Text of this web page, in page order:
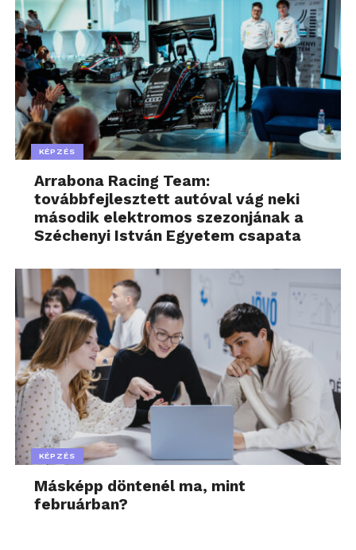
KÉPZÉS
Arrabona Racing Team:
továbbfejlesztett autóval vág neki
második elektromos szezonjának a
Széchenyi István Egyetem csapata
KÉPZÉS
Másképp döntenél ma, mint
februárban?